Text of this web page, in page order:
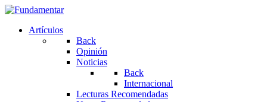
Artículos
Back
Opinión
Noticias
Back
Internacional
Lecturas Recomendadas